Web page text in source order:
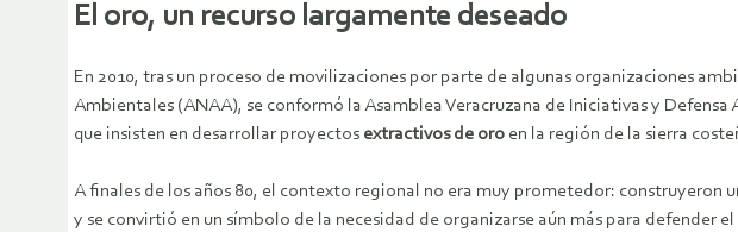
El oro, un recurso largamente deseado
En 2010, tras un proceso de movilizaciones por parte de algunas organizaciones
Ambientales (ANAA), se conformó la Asamblea Veracruzana de Iniciativas y
que insisten en desarrollar proyectos extractivos de oro en la región de la sierra
A finales de los años 80, el contexto regional no era muy prometedor: construyeron
y se convirtió en un símbolo de la necesidad de organizarse aún más para defender